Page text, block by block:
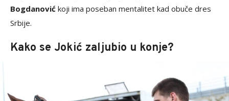
Bogdanović koji ima poseban mentalitet kad obuče dres
Srbije.
Kako se Jokić zaljubio u konje?